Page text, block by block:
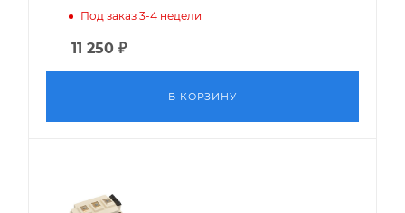
Под заказ 3-4 недели
11 250 ₽
В КОРЗИНУ